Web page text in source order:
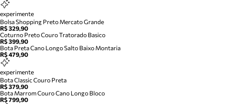
experimente
Bolsa Shopping Preto Mercato Grande
R$ 329,90
Coturno Preto Couro Tratorado Basico
R$ 399,90
Bota Preta Cano Longo Salto Baixo Montaria
R$ 479,90
experimente
Bota Classic Couro Preta
R$ 379,90
Bota Marrom Couro Cano Longo Bloco
R$ 799,90